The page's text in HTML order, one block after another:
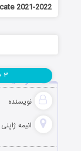
2021-2022
دانلود انیمه Komi Can’t Communicate 2021-2022
نویسنده
انیمه ژاپنی
۳